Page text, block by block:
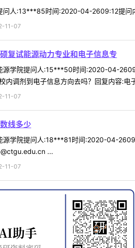
问人:13***85时间:2020-04-2609:12提问
11-07
复试能源动力专业和电子信息专
源学院提问人:15***50时间:2020-04-
内调剂到电子信息方向去吗？回复内容:电
11-07
线多少
学院提问人:18***81时间:2020-04-
...
11-07